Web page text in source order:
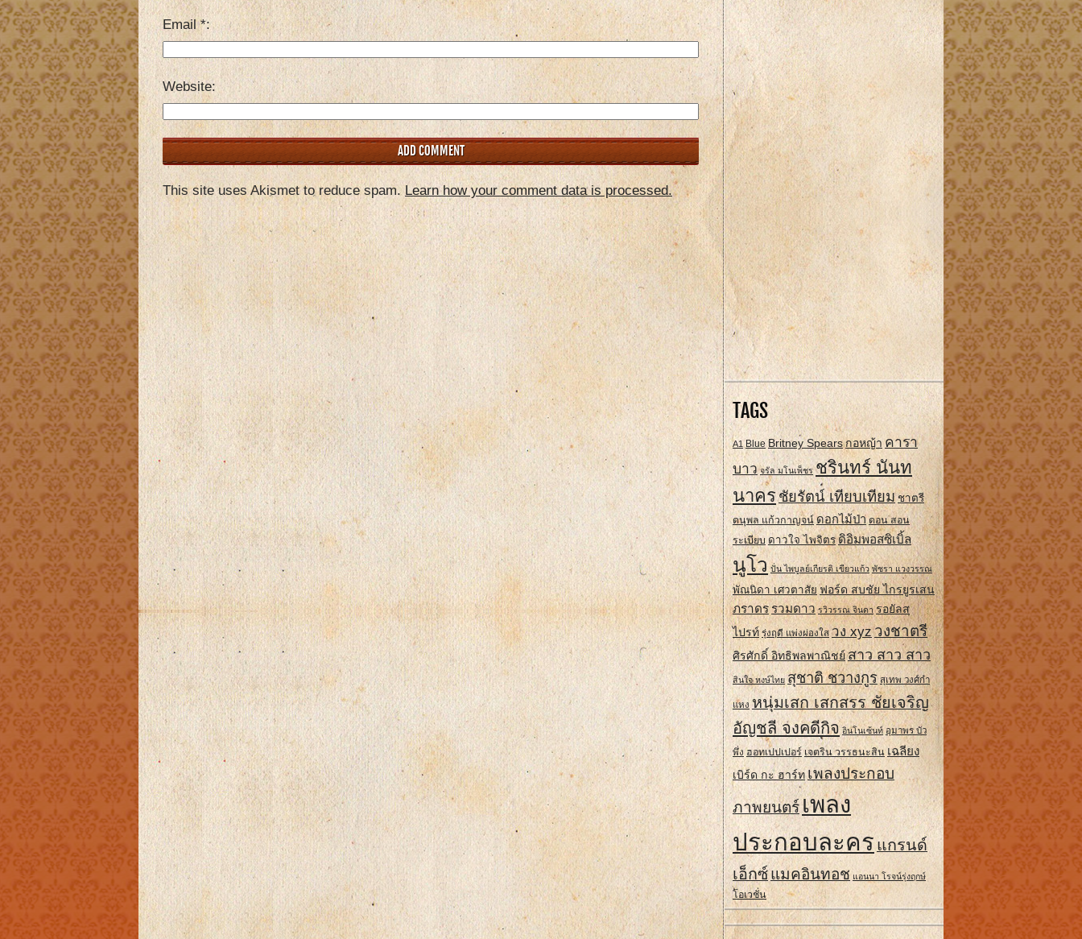
TAGS
A1 Blue Britney Spearsกอหญ้า คารา
บาว จรัล มโนเพ็ชร ชรินทร์ นันท
นาครชัยรัตน์ เทียบเทียม ชาตรี
ดนุพล แก้วกาญจน์ ดอกไม้ป่า ดอน สอน
ระเบียบ ดาวใจ ไพจิตร ดิอิมพอสซิเบิ้ล
นูโว ปั่น ไพบูลย์เกียรติ เขียวแก้ว พัชรา แวงวรรณ
พัณนิดา เศวตาสัย ฟอร์ด สบชัย ไกรยูรเสน
ภราดร รวมดาว รวิวรรณ จินดา รอยัลส
ไปรท์ รุ่งฤดี แพ่งผ่องใส วง xyz วงชาตรี
ศิรศักดิ์ อิทธิพลพาณิชย์สาว สาว สาว
สินใจ หงษ์ไทย สุชาติ ชวางกูร สุเทพ วงศ์กํา
แหง หนุ่มเสก เสกสรร ชัยเจริญ
อัญชลี จงคดีกิจ อินโนเซ้นท์ อุมาพร บัว
พึ่ง ฮอทเปปเปอร์ เจตริน วรรธนะสิน เฉลียง
เบิร์ด กะ ฮาร์ท เพลงประกอบ
ภาพยนตร์เพลง
ประกอบละคร แกรนด์
เอ็กซ์แมคอินทอช แอนนา โรจน์รุ่งฤกษ์
โอเวชั่น
Email*
Website
This site uses Akismet to reduce spam. Learn how your comment data is processed.